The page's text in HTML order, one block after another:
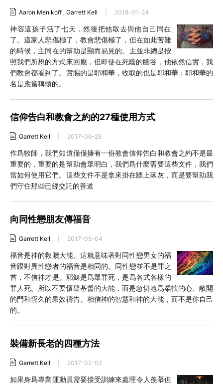
Aaron Menikoff Garrett Kell 2018-01-24
神容這孩子活了七天，然後把他取去與他自己同在
了。這家人悲傷極了，教會悲傷極了，但在如此苦難
的時候，主同在的幫助是顯而易見的。主並非總是按
照我們所想的方式來回應，但即使在死蔭的幽谷，他依然信實，我
們教會都看到了。賞賜的是耶和華，收取的也是耶和華；耶和華的
名是應當稱頌的。
信仰告白和教會之約的27種使用方式
Garrett Kell 2017-06-26
作爲牧師，我們知道僅僅擁有一份教會信仰告白和教會之約不是最
重要的，重要的是幫助會眾明白，我們爲什麼需要這些文件，我們
當如何使用它們。這些文件不是拿來掛在牆上落灰，而是要幫助我
們守住那些已經交託的善道
向同性戀朋友傳福音
Garrett Kell 2017-05-04
福音是神的救贖大能。這就意味著對同性戀男女的福
音跟對異性戀者的福音是相同的。同性戀並不是罪之
首，不信神才是。耶穌是爲眾罪死，是爲各式各樣的
罪人死。所以不要懷疑基督的大能，而是急切地爲柔軟的心、敞開
的門和恆久的果效禱告。相信神的智慧和神的大能，而不是你自己
的。
裝備新長老的四種方法
Garrett Kell 2017-02-02
如果身爲專業運動員需要接受訓練來處理令人羨慕但